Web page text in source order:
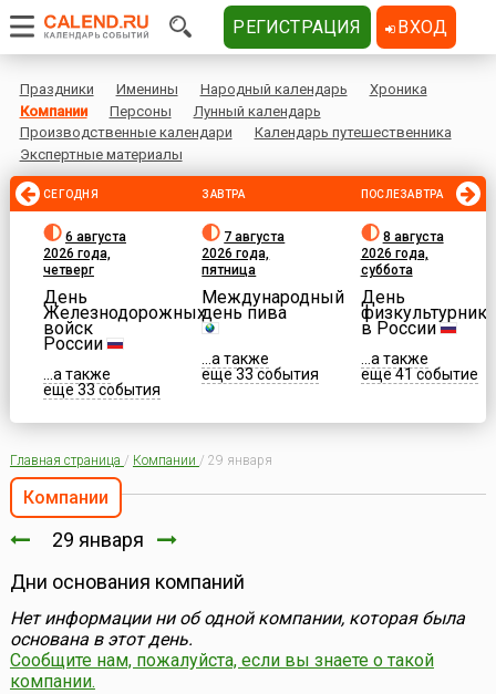
Праздники Именины Народный календарь
Хроника
Компании
Персоны
Лунный календарь
Производственные календари
Календарь путешественника
Экспертные материалы
СЕГОДНЯ
6 августа
2026 года,
четверг
День
Железнодорожных
войск
России
...а также
еще 33 события
ЗАВТРА
7 августа
2026 года,
пятница
Международный
день пива
...а также
еще 33 события
ПОСЛЕЗАВТРА
8 августа
2026 года,
суббота
День
физкультурника
в России
...а также
еще 41 событие
Главная страница / Компании / 29 января
Компании
29 января
Дни основания компаний
Нет информации ни об одной компании, которая была
основана в этот день.
Сообщите нам, пожалуйста, если вы знаете о такой
компании.
РЕГИСТРАЦИЯ ВХОД